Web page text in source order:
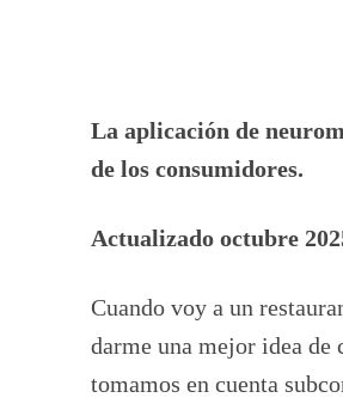
La aplicación de
de los consumidores.
Actualizado octubre
Cuando voy a un
darme una mejor idea de
tomamos en cuenta